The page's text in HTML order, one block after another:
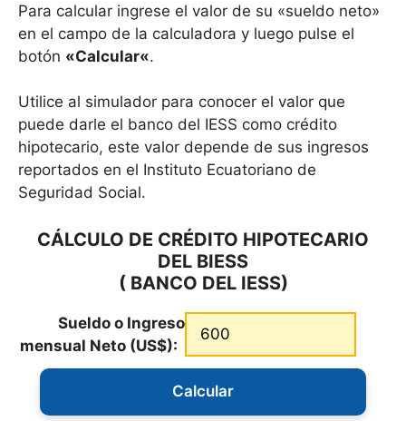
Para calcular ingrese el valor de su «sueldo neto»
en el campo de la calculadora y luego pulse el
botón «Calcular«.
Utilice al simulador para conocer el valor que
puede darle el banco del IESS como crédito
hipotecario, este valor depende de sus ingresos
reportados en el Instituto Ecuatoriano de
Seguridad Social.
CÁLCULO DE CRÉDITO HIPOTECARIO
DEL BIESS
( BANCO DEL IESS)
Sueldo o Ingreso
mensual Neto (US$):